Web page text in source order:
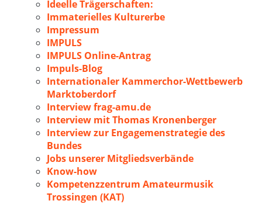
Ideelle Trägerschaften:
Immaterielles Kulturerbe
Impressum
IMPULS
IMPULS Online-Antrag
Impuls-Blog
Internationaler Kammerchor-Wettbewerb
Marktoberdorf
Interview frag-amu.de
Interview mit Thomas Kronenberger
Interview zur Engagemenstrategie des
Bundes
Jobs unserer Mitgliedsverbände
Know-how
Kompetenzzentrum Amateurmusik
Trossingen (KAT)